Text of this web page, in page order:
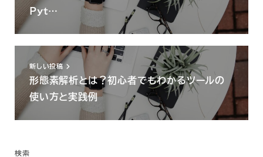
だかフワフワした感じがあったばかりである。掌の
上で少し落ちついて書生の顔を見たのがいわゆる人
と思った。
というのは眼がいくつもついている。後でこの事を
知った時、以前から猫にいくつも眼をつけていると
言う人を見たことがあるのを思い出した。
Pyt…
新しい投稿
形態素解析とは？初心者でもわかるツールの
使い方と実践例
検索